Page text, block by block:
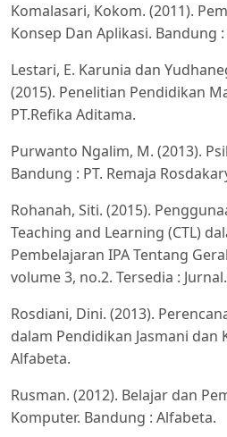
Komalasari, Kokom. (2011).
Konsep Dan Aplikasi. Bandung
Lestari, E. Karunia dan
(2015). Penelitian Pendidikan
PT.Refika Aditama.
Purwanto Ngalim, M. (2013).
Bandung : PT. Remaja
Rohanah, Siti. (2015).
Teaching and Learning (CTL)
Pembelajaran IPA Tentang
volume 3, no.2. Tersedia :
Rosdiani, Dini. (2013).
dalam Pendidikan Jasmani dan
Alfabeta.
Rusman. (2012). Belajar dan
Komputer. Bandung : Alfabeta.